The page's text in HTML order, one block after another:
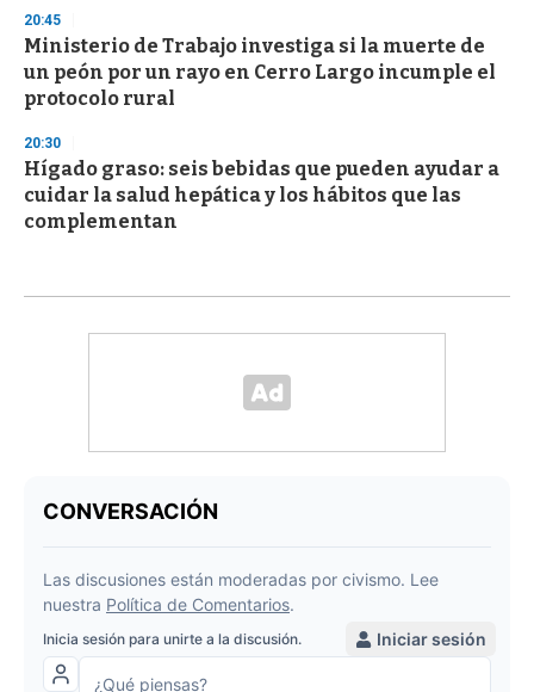
20:45
Ministerio de Trabajo investiga si la muerte de
un peón por un rayo en Cerro Largo incumple el
protocolo rural
20:30
Hígado graso: seis bebidas que pueden ayudar a
cuidar la salud hepática y los hábitos que las
complementan